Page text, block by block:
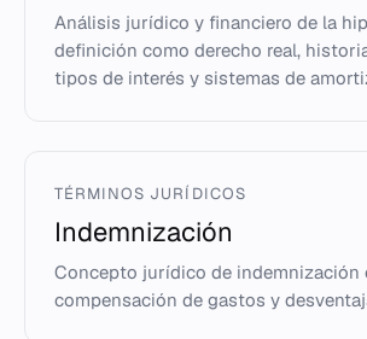
Análisis jurídico y financiero de la
definición como derecho real,
tipos de interés y sistemas de
TÉRMINOS JURÍDICOS
Indemnización
Concepto jurídico de indemnización
compensación de gastos y